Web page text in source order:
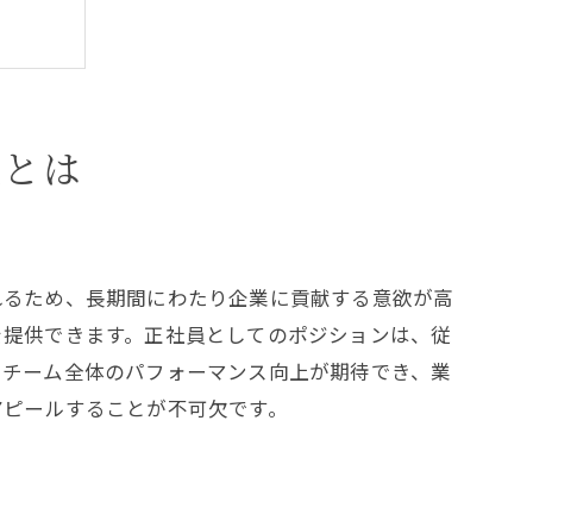
は
ため、長期間にわたり企業に貢献する意欲が高
供できます。正社員としてのポジションは、従
ーム全体のパフォーマンス向上が期待でき、業
ールすることが不可欠です。